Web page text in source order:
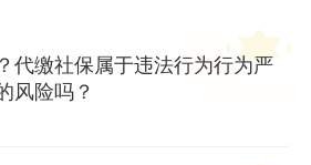
代缴社保属于违法行为行为严
风险吗？